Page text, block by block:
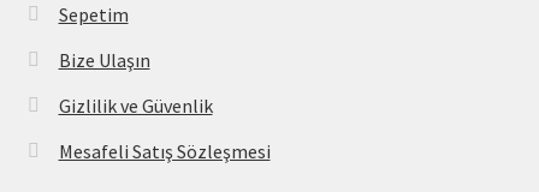
Sepetim
Bize Ulaşın
Gizlilik ve Güvenlik
Mesafeli Satış Sözleşmesi